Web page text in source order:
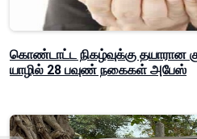
கொண்டாட்ட நிகழ்வுக்கு தயாரான
யாழில் 28 பவுண் நகைகள் அபேஸ்